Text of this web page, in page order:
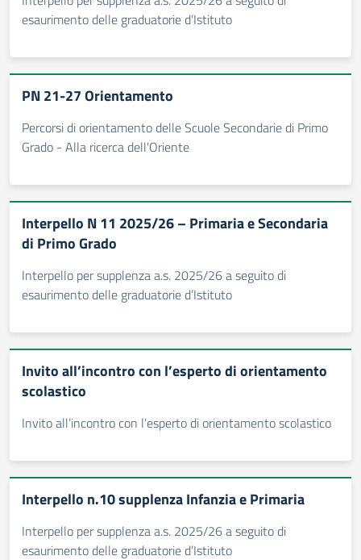
esaurimento delle graduatorie d’Istituto
PN 21-27 Orientamento
Percorsi di orientamento delle Scuole Secondarie di Primo
Grado - Alla ricerca dell'Oriente
Interpello N 11 2025/26 – Primaria e Secondaria
di Primo Grado
Interpello per supplenza a.s. 2025/26 a seguito di
esaurimento delle graduatorie d’Istituto
Invito all’incontro con l’esperto di orientamento
scolastico
Invito all’incontro con l’esperto di orientamento scolastico
Interpello n.10 supplenza Infanzia e Primaria
Interpello per supplenza a.s. 2025/26 a seguito di
esaurimento delle graduatorie d’Istituto